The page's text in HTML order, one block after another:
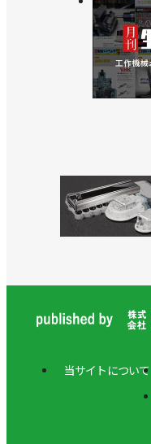
当サイトについて